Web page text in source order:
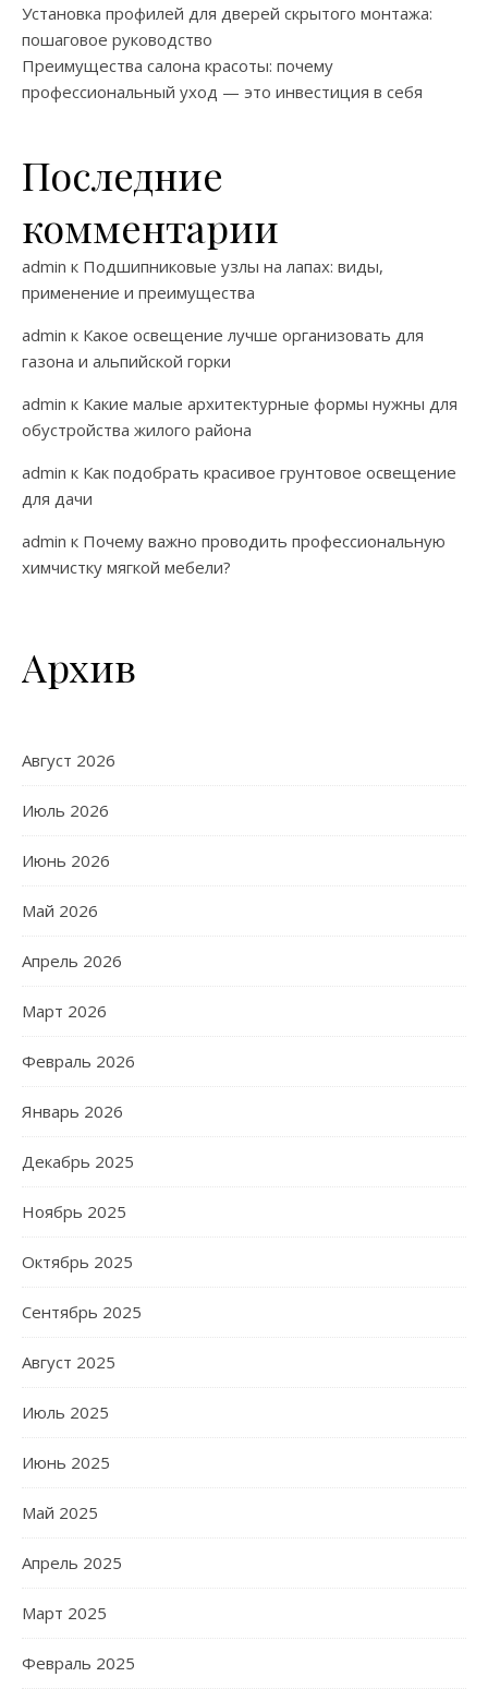
Установка профилей для дверей скрытого монтажа:
пошаговое руководство
Преимущества салона красоты: почему
профессиональный уход — это инвестиция в себя
Последние
комментарии
admin к Подшипниковые узлы на лапах: виды,
применение и преимущества
admin к Какое освещение лучше организовать для
газона и альпийской горки
admin к Какие малые архитектурные формы нужны для
обустройства жилого района
admin к Как подобрать красивое грунтовое освещение
для дачи
admin к Почему важно проводить профессиональную
химчистку мягкой мебели?
Архив
Август 2026
Июль 2026
Июнь 2026
Май 2026
Апрель 2026
Март 2026
Февраль 2026
Январь 2026
Декабрь 2025
Ноябрь 2025
Октябрь 2025
Сентябрь 2025
Август 2025
Июль 2025
Июнь 2025
Май 2025
Апрель 2025
Март 2025
Февраль 2025